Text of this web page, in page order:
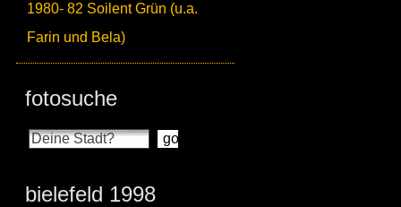
1980- 82 Soilent Grün (u.a.
Farin und Bela)
fotosuche
bielefeld 1998